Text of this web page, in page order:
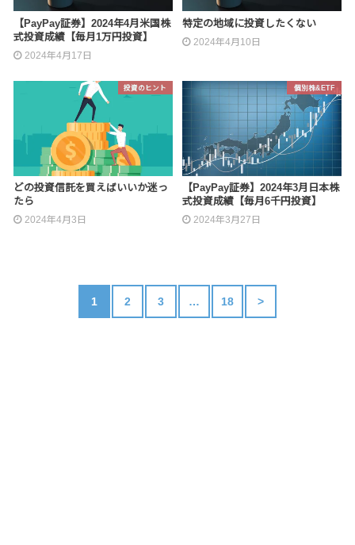
【PayPay証券】2024年4月米国株
式投資成績【毎月1万円投資】
2024年4月17日
特定の地域に投資したくない
2024年4月10日
投資のヒント
どの投資信託を買えばいいか迷っ
たら
2024年4月3日
個別株&ETF
【PayPay証券】2024年3月日本株
式投資成績【毎月6千円投資】
2024年3月27日
1 2 3 … 18 >